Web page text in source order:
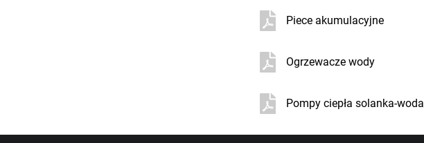
Piece akumulacyjne
Ogrzewacze wody
Pompy ciepła solanka-woda